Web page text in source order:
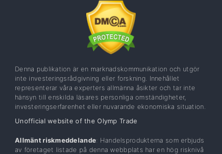
Denna publikation är en marknadskommunikation och utgör
inte investeringsrådgivning eller forskning. Innehållet
representerar våra experters allmänna åsikter och tar inte
hänsyn till enskilda läsares personliga omständigheter,
investeringserfarenhet eller nuvarande ekonomiska situation.
Unofficial website of the Olymp Trade
Allmänt riskmeddelande: Handelsprodukterna som erbjuds
av företaget listade på denna webbplats har en hög risknivå